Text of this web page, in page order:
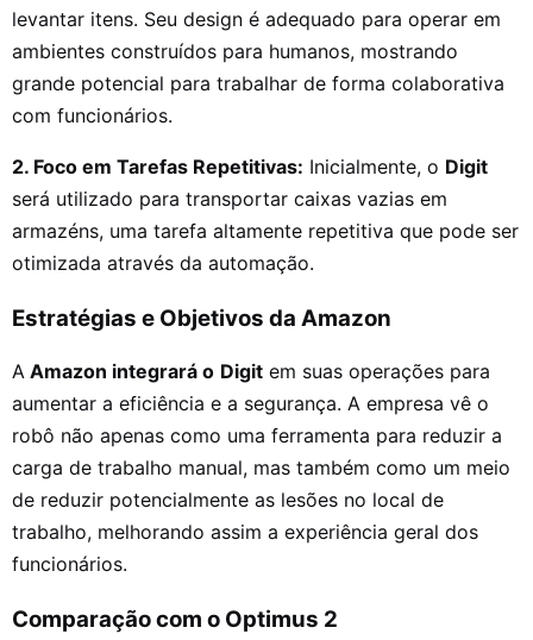
levantar itens. Seu design é adequado para operar em
ambientes construídos para humanos, mostrando
grande potencial para trabalhar de forma colaborativa
com funcionários.
2. Foco em Tarefas Repetitivas: Inicialmente, o Digit
será utilizado para transportar caixas vazias em
armazéns, uma tarefa altamente repetitiva que pode ser
otimizada através da automação.
Estratégias e Objetivos da Amazon
A Amazon integrará o Digit em suas operações para
aumentar a eficiência e a segurança. A empresa vê o
robô não apenas como uma ferramenta para reduzir a
carga de trabalho manual, mas também como um meio
de reduzir potencialmente as lesões no local de
trabalho, melhorando assim a experiência geral dos
funcionários.
Comparação com o Optimus 2